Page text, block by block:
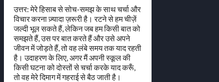
उत्तर: मेरे हिसाब से सोच-समझ के साथ चर्चा और
विचार करना ज़्यादा ज़रूरी है। रटने से हम चीज़ें
जल्दी भूल सकते हैं, लेकिन जब हम किसी बात को
समझते हैं, उस पर बात करते हैं और उसे अपने
जीवन में जोड़ते हैं, तो वह लंबे समय तक याद रहती
है। उदाहरण के लिए, अगर मैं अपनी स्कूल की
किसी घटना को दोस्तों से चर्चा करके याद करूँ,
तो वह मेरे दिमाग में गहराई से बैठ जाती है।